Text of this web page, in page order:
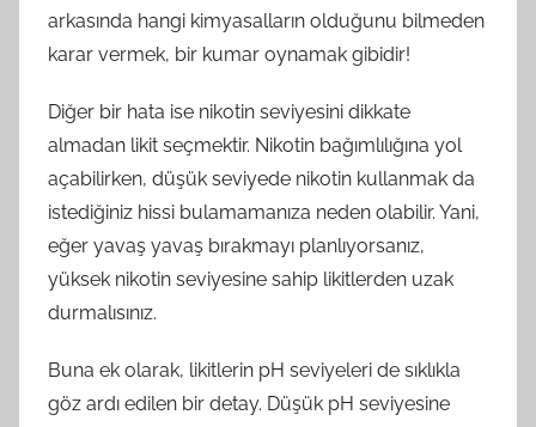
arkasında hangi kimyasalların olduğunu bilmeden
karar vermek, bir kumar oynamak gibidir!
Diğer bir hata ise nikotin seviyesini dikkate
almadan likit seçmektir. Nikotin bağımlılığına yol
açabilirken, düşük seviyede nikotin kullanmak da
istediğiniz hissi bulamamanıza neden olabilir. Yani,
eğer yavaş yavaş bırakmayı planlıyorsanız,
yüksek nikotin seviyesine sahip likitlerden uzak
durmalısınız.
Buna ek olarak, likitlerin pH seviyeleri de sıklıkla
göz ardı edilen bir detay. Düşük pH seviyesine